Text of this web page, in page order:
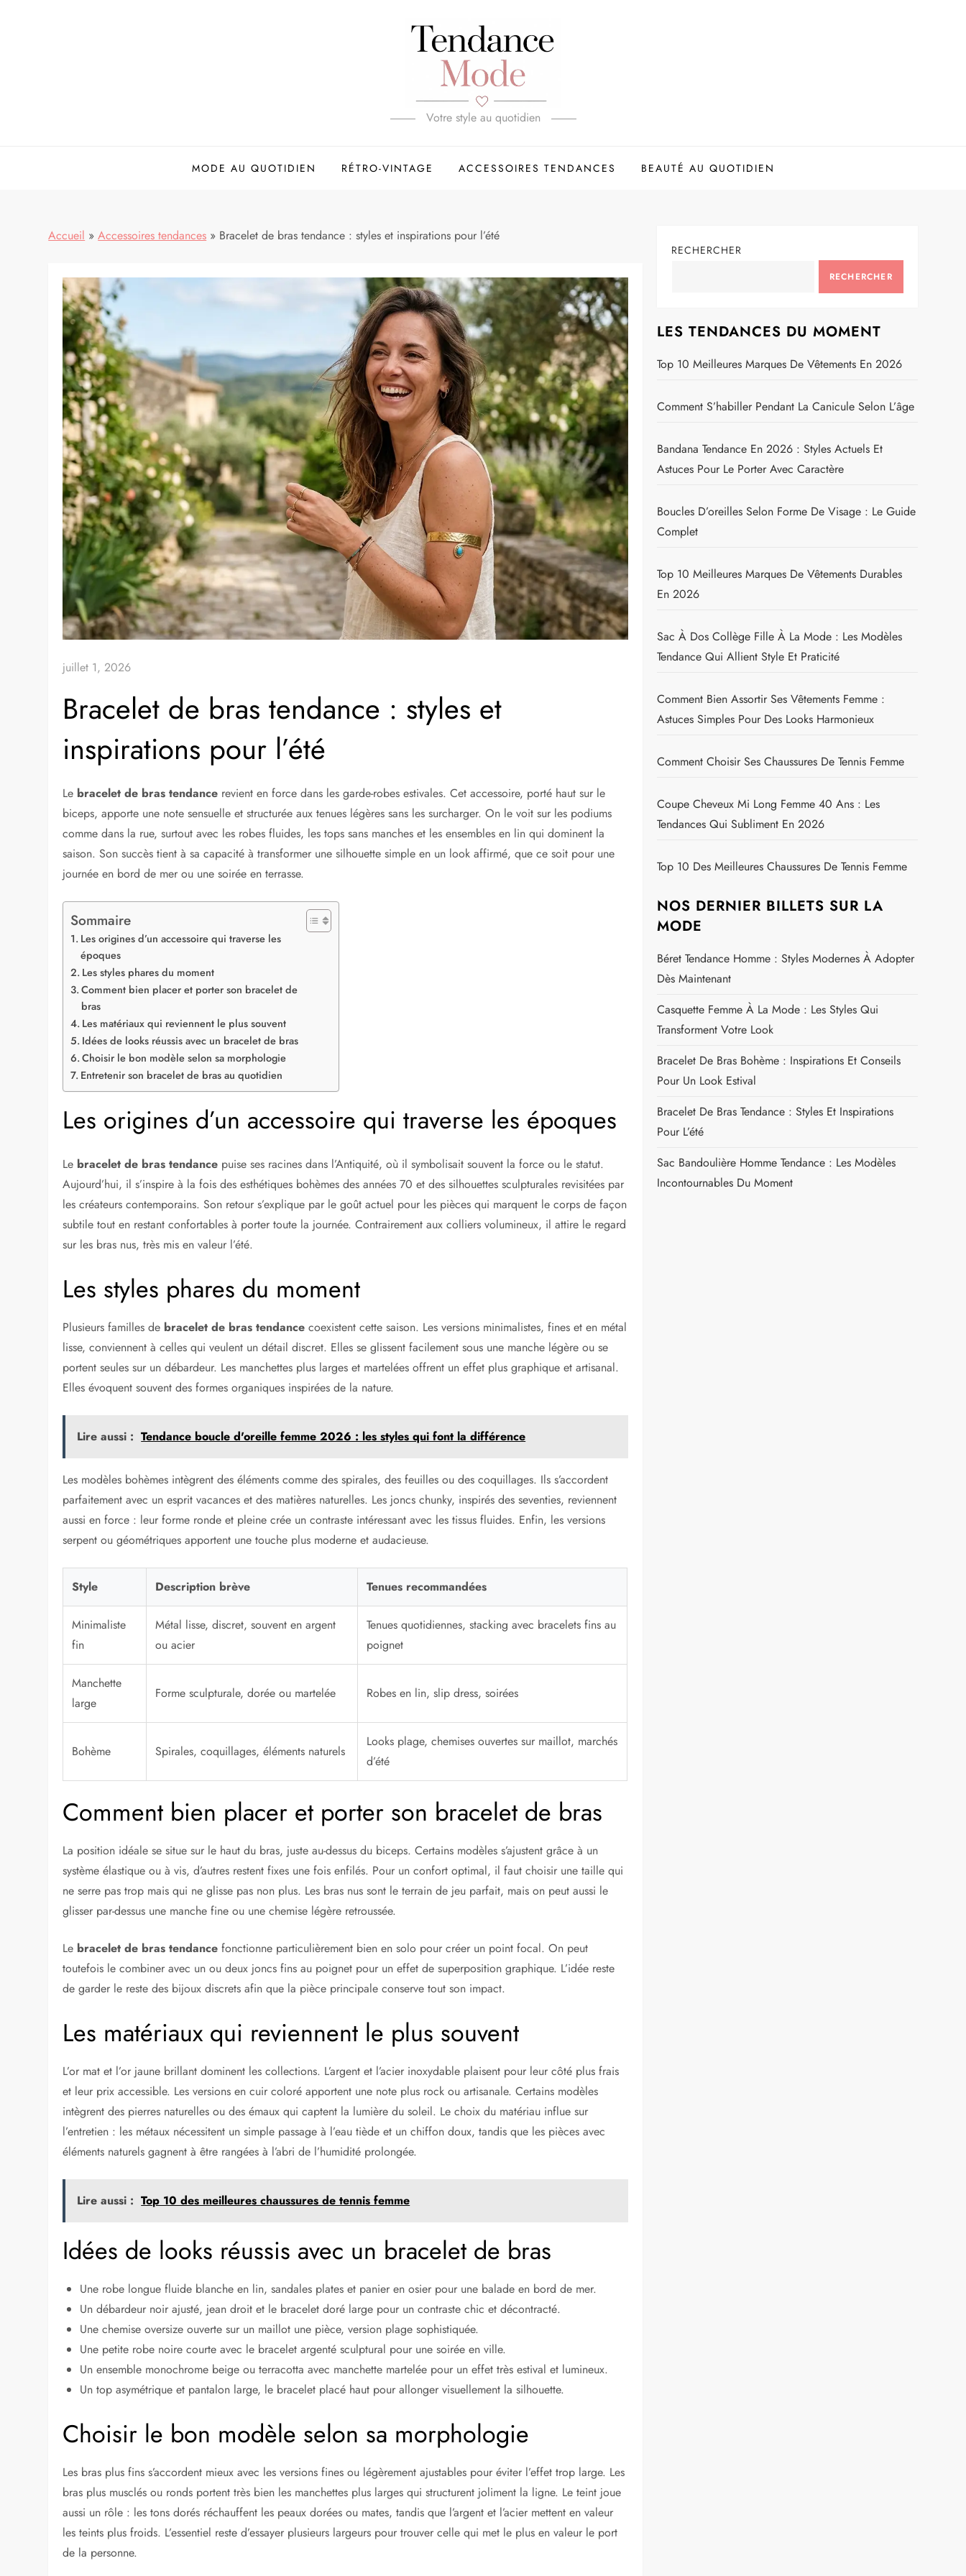
Votre style au quotidien
MODE AU QUOTIDIEN RÉTRO-VINTAGE ACCESSOIRES TENDANCES BEAUTÉ AU QUOTIDIEN
Accueil »Accessoires tendances » Bracelet de bras tendance : styles et inspirations pour l’été
juillet 1, 2026
Bracelet de bras tendance : styles et
inspirations pour l’été
Le bracelet de bras tendance revient en force dans les garde-robes estivales. Cet accessoire, porté haut sur le
biceps, apporte une note sensuelle et structurée aux tenues légères sans les surcharger. On le voit sur les podiums
comme dans la rue, surtout avec les robes fluides, les tops sans manches et les ensembles en lin qui dominent la
saison. Son succès tient à sa capacité à transformer une silhouette simple en un look affirmé, que ce soit pour une
journée en bord de mer ou une soirée en terrasse.
Sommaire
Les origines d’un accessoire qui traverse les
époques
Les styles phares du moment
Comment bien placer et porter son bracelet de
bras
Les matériaux qui reviennent le plus souvent
Idées de looks réussis avec un bracelet de bras
Choisir le bon modèle selon sa morphologie
Entretenir son bracelet de bras au quotidien
Les origines d’un accessoire qui traverse les époques
Le bracelet de bras tendance puise ses racines dans l’Antiquité, où il symbolisait souvent la force ou le statut.
Aujourd’hui, il s’inspire à la fois des esthétiques bohèmes des années 70 et des silhouettes sculpturales revisitées par
les créateurs contemporains. Son retour s’explique par le goût actuel pour les pièces qui marquent le corps de façon
subtile tout en restant confortables à porter toute la journée. Contrairement aux colliers volumineux, il attire le regard
sur les bras nus, très mis en valeur l’été.
Les styles phares du moment
Plusieurs familles de bracelet de bras tendance coexistent cette saison. Les versions minimalistes, fines et en métal
lisse, conviennent à celles qui veulent un détail discret. Elles se glissent facilement sous une manche légère ou se
portent seules sur un débardeur. Les manchettes plus larges et martelées offrent un effet plus graphique et artisanal.
Elles évoquent souvent des formes organiques inspirées de la nature.
Lire aussi : Tendance boucle d'oreille femme 2026 : les styles qui font la différence
Les modèles bohèmes intègrent des éléments comme des spirales, des feuilles ou des coquillages. Ils s’accordent
parfaitement avec un esprit vacances et des matières naturelles. Les joncs chunky, inspirés des seventies, reviennent
aussi en force : leur forme ronde et pleine crée un contraste intéressant avec les tissus fluides. Enfin, les versions
serpent ou géométriques apportent une touche plus moderne et audacieuse.
Style Description brève Tenues recommandées
Minimaliste
fin
Métal lisse, discret, souvent en argent
ou acier
Tenues quotidiennes, stacking avec bracelets fins au
poignet
Manchette
large
Forme sculpturale, dorée ou martelée Robes en lin, slip dress, soirées
Bohème Spirales, coquillages, éléments naturels
Looks plage, chemises ouvertes sur maillot, marchés
d’été
Comment bien placer et porter son bracelet de bras
La position idéale se situe sur le haut du bras, juste au-dessus du biceps. Certains modèles s’ajustent grâce à un
système élastique ou à vis, d’autres restent fixes une fois enfilés. Pour un confort optimal, il faut choisir une taille qui
ne serre pas trop mais qui ne glisse pas non plus. Les bras nus sont le terrain de jeu parfait, mais on peut aussi le
glisser par-dessus une manche fine ou une chemise légère retroussée.
Le bracelet de bras tendance fonctionne particulièrement bien en solo pour créer un point focal. On peut
toutefois le combiner avec un ou deux joncs fins au poignet pour un effet de superposition graphique. L’idée reste
de garder le reste des bijoux discrets afin que la pièce principale conserve tout son impact.
Les matériaux qui reviennent le plus souvent
L’or mat et l’or jaune brillant dominent les collections. L’argent et l’acier inoxydable plaisent pour leur côté plus frais
et leur prix accessible. Les versions en cuir coloré apportent une note plus rock ou artisanale. Certains modèles
intègrent des pierres naturelles ou des émaux qui captent la lumière du soleil. Le choix du matériau influe sur
l’entretien : les métaux nécessitent un simple passage à l’eau tiède et un chiffon doux, tandis que les pièces avec
éléments naturels gagnent à être rangées à l’abri de l’humidité prolongée.
Lire aussi : Top 10 des meilleures chaussures de tennis femme
Idées de looks réussis avec un bracelet de bras
Une robe longue fluide blanche en lin, sandales plates et panier en osier pour une balade en bord de mer.
Un débardeur noir ajusté, jean droit et le bracelet doré large pour un contraste chic et décontracté.
Une chemise oversize ouverte sur un maillot une pièce, version plage sophistiquée.
Une petite robe noire courte avec le bracelet argenté sculptural pour une soirée en ville.
Un ensemble monochrome beige ou terracotta avec manchette martelée pour un effet très estival et lumineux.
Un top asymétrique et pantalon large, le bracelet placé haut pour allonger visuellement la silhouette.
Choisir le bon modèle selon sa morphologie
Les bras plus fins s’accordent mieux avec les versions fines ou légèrement ajustables pour éviter l’effet trop large. Les
bras plus musclés ou ronds portent très bien les manchettes plus larges qui structurent joliment la ligne. Le teint joue
aussi un rôle : les tons dorés réchauffent les peaux dorées ou mates, tandis que l’argent et l’acier mettent en valeur
les teints plus froids. L’essentiel reste d’essayer plusieurs largeurs pour trouver celle qui met le plus en valeur le port
de la personne.
RECHERCHER
RECHERCHER
LES TENDANCES DU MOMENT
Top 10 Meilleures Marques De Vêtements En 2026
Comment S’habiller Pendant La Canicule Selon L’âge
Bandana Tendance En 2026 : Styles Actuels Et
Astuces Pour Le Porter Avec Caractère
Boucles D’oreilles Selon Forme De Visage : Le Guide
Complet
Top 10 Meilleures Marques De Vêtements Durables
En 2026
Sac À Dos Collège Fille À La Mode : Les Modèles
Tendance Qui Allient Style Et Praticité
Comment Bien Assortir Ses Vêtements Femme :
Astuces Simples Pour Des Looks Harmonieux
Comment Choisir Ses Chaussures De Tennis Femme
Coupe Cheveux Mi Long Femme 40 Ans : Les
Tendances Qui Subliment En 2026
Top 10 Des Meilleures Chaussures De Tennis Femme
NOS DERNIER BILLETS SUR LA
MODE
Béret Tendance Homme : Styles Modernes À Adopter
Dès Maintenant
Casquette Femme À La Mode : Les Styles Qui
Transforment Votre Look
Bracelet De Bras Bohème : Inspirations Et Conseils
Pour Un Look Estival
Bracelet De Bras Tendance : Styles Et Inspirations
Pour L’été
Sac Bandoulière Homme Tendance : Les Modèles
Incontournables Du Moment